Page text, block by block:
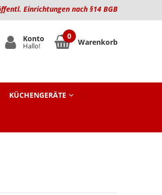
Einrichtungen nach §14 BGB
Konto
Hallo! Warenkorb
KÜCHENGERÄTE